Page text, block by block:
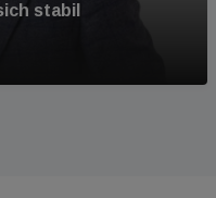
stabil